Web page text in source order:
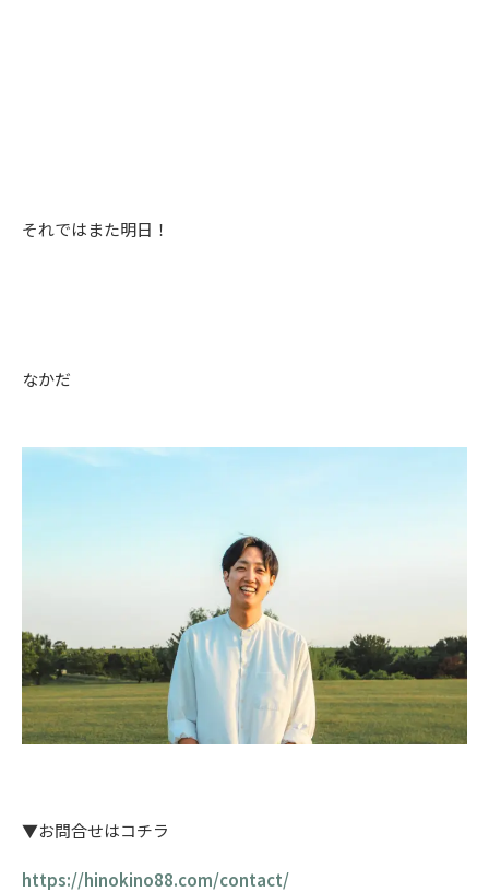
それではまた明日！
なかだ
▼お問合せはコチラ
https://hinokino88.com/contact/